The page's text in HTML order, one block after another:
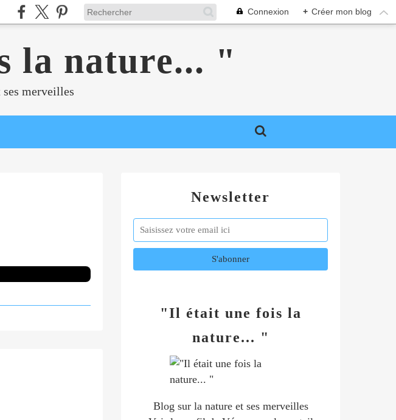
Connexion + Créer mon blog
la nature... "
merveilles
Newsletter
"Il était une fois la
nature... "
Blog sur la nature et ses merveilles